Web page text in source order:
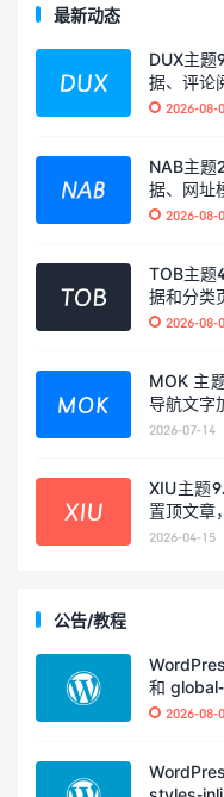
最新动态
DUX主题
据、评论
2026-08-
NAB主题
据、网址
2026-08-
TOB主题
据和分类
2026-08-
MOK 主
导航文字
2026-07-14
XIU主题
置顶文章
2026-04-15
公告/教程
和
2026-08-